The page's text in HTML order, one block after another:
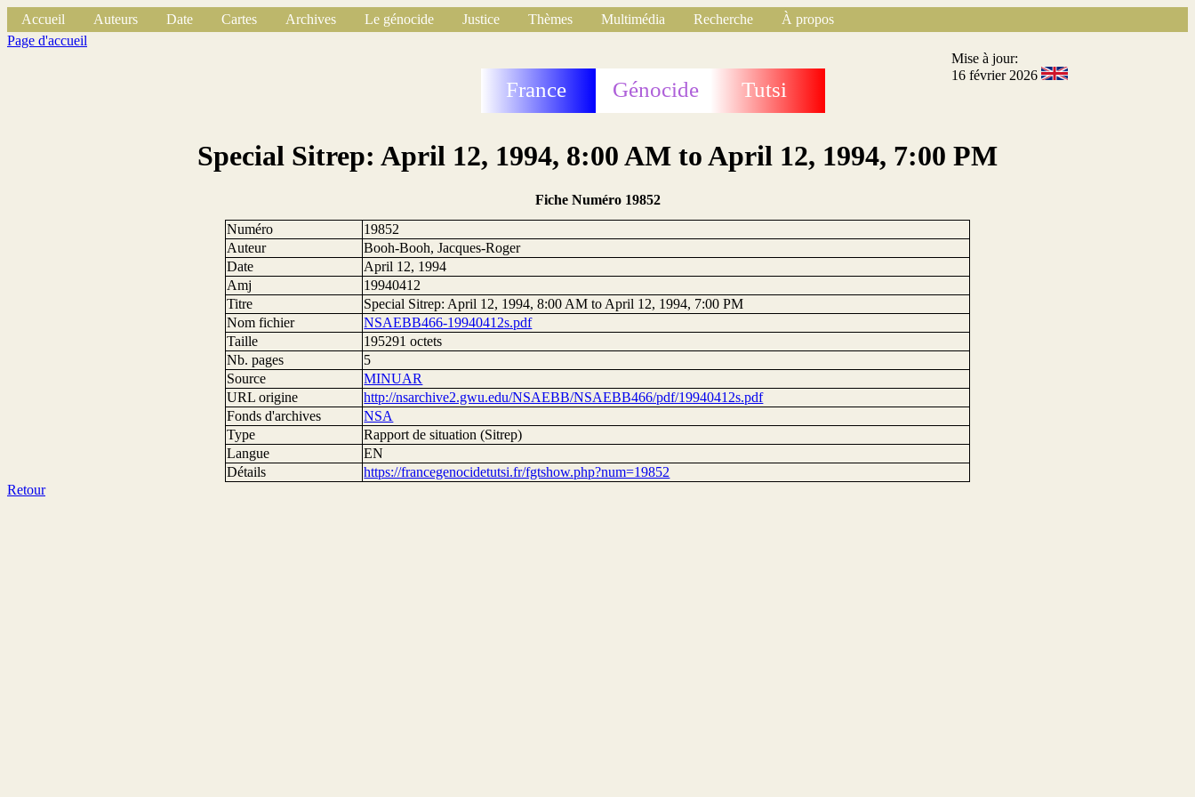
Accueil Auteurs Date Cartes Archives Le génocide Justice Thèmes Multimédia Recherche
À propos
Page d'accueil
France Génocide Tutsi
Mise à jour:
16 février 2026
Special Sitrep: April 12, 1994, 8:00 AM to April 12, 1994, 7:00 PM
Fiche Numéro 19852
Numéro
19852
Auteur
Booh-Booh, Jacques-Roger
Date
April 12, 1994
Amj
19940412
Titre
Special Sitrep: April 12, 1994, 8:00 AM to April 12, 1994, 7:00 PM
Nom fichier
NSAEBB466-19940412s.pdf
Taille
195291 octets
Nb. pages
5
Source
MINUAR
URL origine
http://nsarchive2.gwu.edu/NSAEBB/NSAEBB466/pdf/19940412s.pdf
Fonds d'archives
NSA
Type
Rapport de situation (Sitrep)
Langue
EN
Détails
https://francegenocidetutsi.fr/fgtshow.php?num=19852
Retour